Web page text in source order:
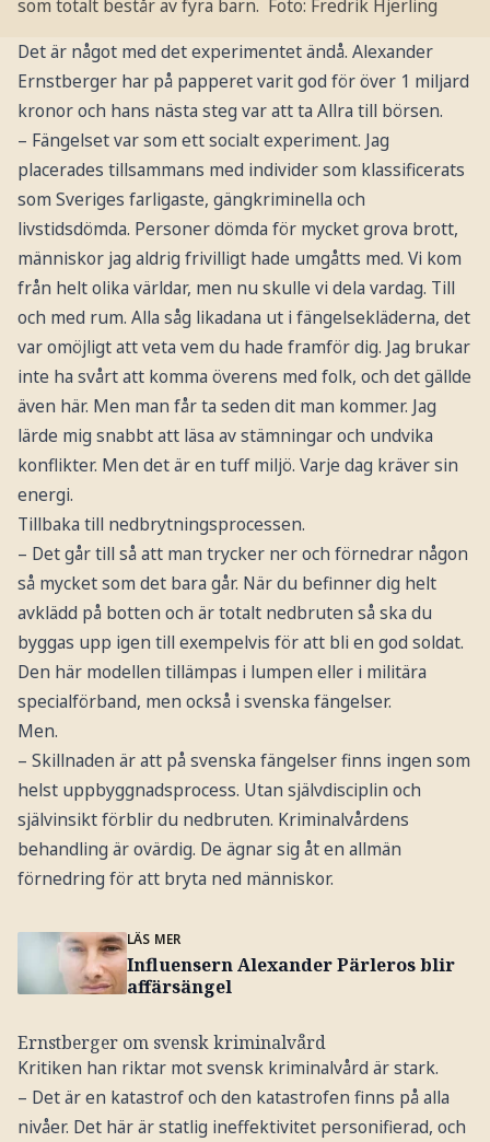
som totalt består av fyra barn. Foto: Fredrik Hjerling
Det är något med det experimentet ändå. Alexander
Ernstberger har på papperet varit god för över 1 miljard
kronor och hans nästa steg var att ta Allra till börsen.
– Fängelset var som ett socialt experiment. Jag
placerades tillsammans med individer som klassificerats
som Sveriges farligaste, gängkriminella och
livstidsdömda. Personer dömda för mycket grova brott,
människor jag aldrig frivilligt hade umgåtts med. Vi kom
från helt olika världar, men nu skulle vi dela vardag. Till
och med rum. Alla såg likadana ut i fängelsekläderna, det
var omöjligt att veta vem du hade framför dig. Jag brukar
inte ha svårt att komma överens med folk, och det gällde
även här. Men man får ta seden dit man kommer. Jag
lärde mig snabbt att läsa av stämningar och undvika
konflikter. Men det är en tuff miljö. Varje dag kräver sin
energi.
Tillbaka till nedbrytningsprocessen.
– Det går till så att man trycker ner och förnedrar någon
så mycket som det bara går. När du befinner dig helt
avklädd på botten och är totalt nedbruten så ska du
byggas upp igen till exempelvis för att bli en god soldat.
Den här modellen tillämpas i lumpen eller i militära
specialförband, men också i svenska fängelser.
Men.
– Skillnaden är att på svenska fängelser finns ingen som
helst uppbyggnadsprocess. Utan självdisciplin och
självinsikt förblir du nedbruten. Kriminalvårdens
behandling är ovärdig. De ägnar sig åt en allmän
förnedring för att bryta ned människor.
LÄS MER
Influensern Alexander Pärleros blir
affärsängel
Ernstberger om svensk kriminalvård
Kritiken han riktar mot svensk kriminalvård är stark.
– Det är en katastrof och den katastrofen finns på alla
nivåer. Det här är statlig ineffektivitet personifierad, och